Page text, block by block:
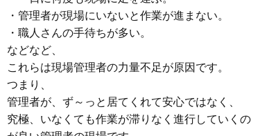
・管理者が現場にいないと作業が進まない。
・職人さんの手待ちが多い。
などなど、
これらは現場管理者の力量不足が原因です。
つまり、
管理者が、ず～っと居てくれて安心ではなく、
究極、いなくても作業が滞りなく進行していくの